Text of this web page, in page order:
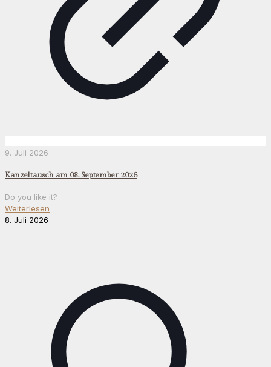
9. Juli 2026
Kanzeltausch am 08. September 2026
Do you like it?
Weiterlesen
8. Juli 2026